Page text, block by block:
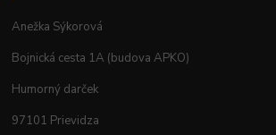
Anežka Sýkorová
Bojnická cesta 1A (budova APKO)
Humorný darček
97101 Prievidza